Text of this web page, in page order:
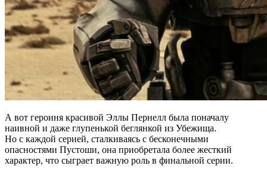
А вот героиня красивой Эллы Пернелл была поначалу
наивной и даже глупенькой беглянкой из Убежища.
Но с каждой серией, сталкиваясь с бесконечными
опасностями Пустоши, она приобретала более жесткий
характер, что сыграет важную роль в финальной серии.